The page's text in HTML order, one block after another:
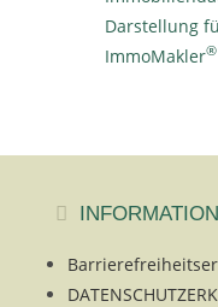
Darstellung
ImmoMakler®